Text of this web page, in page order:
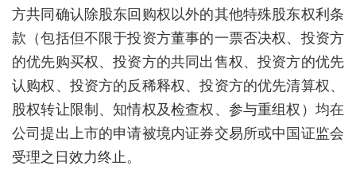
方共同确认除股东回购权以外的其他特殊股东权利条
款（包括但不限于投资方董事的一票否决权、投资方
的优先购买权、投资方的共同出售权、投资方的优先
认购权、投资方的反稀释权、投资方的优先清算权、
股权转让限制、知情权及检查权、参与重组权）均在
公司提出上市的申请被境内证券交易所或中国证监会
受理之日效力终止。